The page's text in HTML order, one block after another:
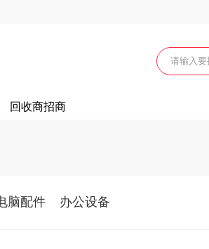
回收商招商
脑配件 办公设备